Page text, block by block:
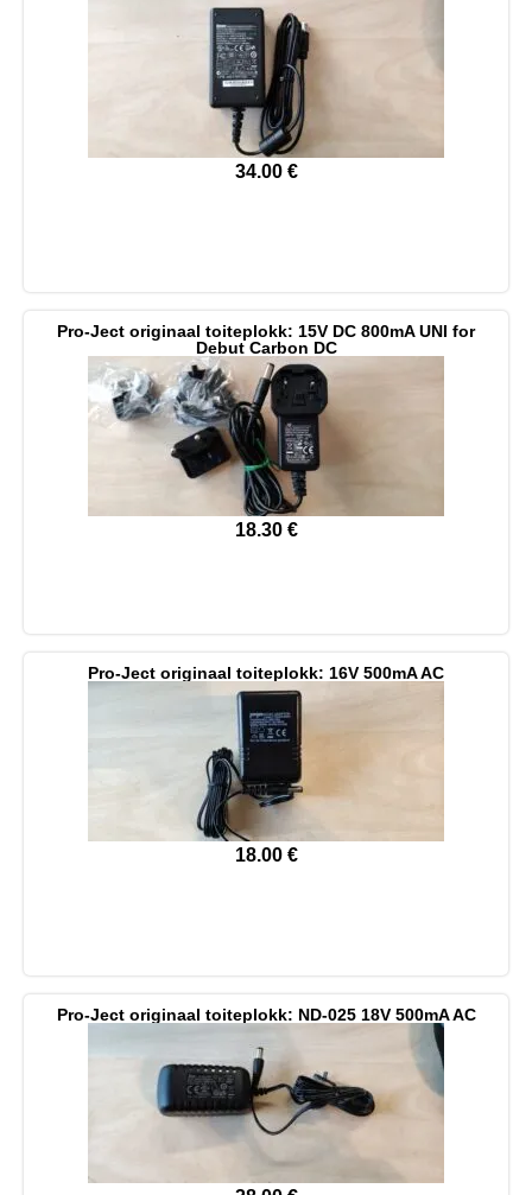
34.00 €
Pro-Ject originaal toiteplokk: 15V DC 800mA UNI for
Debut Carbon DC
18.30 €
Pro-Ject originaal toiteplokk: 16V 500mA AC
18.00 €
Pro-Ject originaal toiteplokk: ND-025 18V 500mA AC